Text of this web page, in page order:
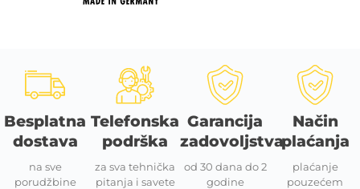
Besplatna
dostava
na sve
porudžbine
Telefonska
podrška
za sva tehnička
pitanja i savete
Garancija
zadovoljstva
od 30 dana do 2
godine
Način
plaćanja
plaćanje
pouzećem